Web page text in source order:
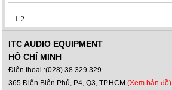
1 2
ITC AUDIO EQUIPMENT
HỒ CHÍ MINH
Điện thoại :(028) 38 329 329
365 Điện Biên Phủ, P4, Q3, TP.HCM(Xem bản đồ)